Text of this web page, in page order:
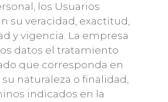
los Usuarios
su veracidad, exactitud,
y vigencia. La empresa
datos el tratamiento
que corresponda en
naturaleza o finalidad,
indicados en la